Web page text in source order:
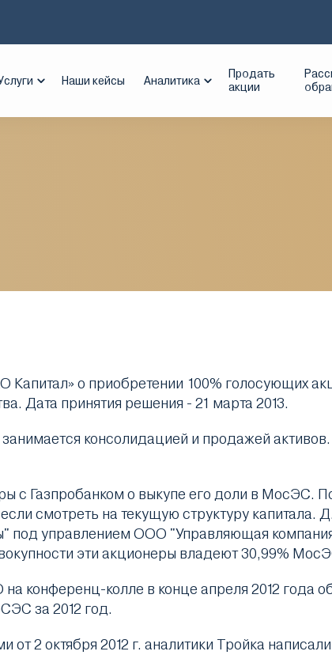
Наши кейсы Аналитика
Продать
акции
о приобретении 100% голосующих
Дата принятия решения - 21 марта 2013.
консолидацией и продажей
с Газпробанком о выкупе его доли в МосЭС.
смотреть на текущую структуру капитала.
под управлением ООО "Управляющая
эти акционеры владеют 30,99%
конференц-колле в конце апреля 2012 года
за 2012 год.
2 октября 2012 г. аналитики Тройка